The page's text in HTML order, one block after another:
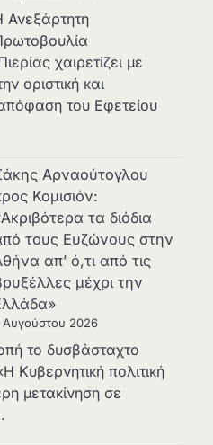
Ανεξάρτητη
χαιρετίζει με
οριστική και
του Εφετείου
Αρναούτογλου
Κομισιόν:
τα διόδια
τους Ευζώνους στην
απ’ ό,τι από τις
μέχρι την
Αυγούστου 2026
το δυσβάσταχτο
Κυβερνητική πολιτική
μετακίνηση σε